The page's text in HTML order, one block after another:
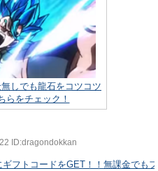
しでも龍石をコツコツ
らをチェック！
ID:dragondokkan
ギフトコードをGET！！無課金でも